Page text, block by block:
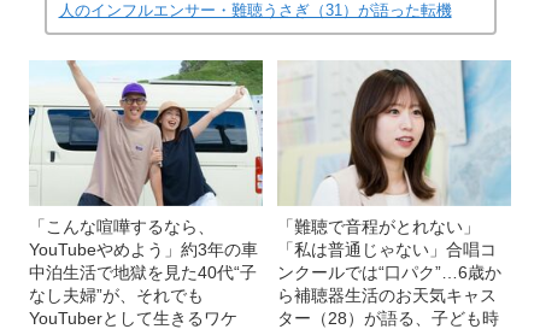
人のインフルエンサー・難聴うさぎ（31）が語った転機
「こんな喧嘩するなら、
YouTubeやめよう」約3年の車
中泊生活で地獄を見た40代“子
なし夫婦”が、それでも
YouTuberとして生きるワケ
「難聴で音程がとれない」
「私は普通じゃない」合唱コ
ンクールでは“口パク”…6歳か
ら補聴器生活のお天気キャス
ター（28）が語る、子ども時